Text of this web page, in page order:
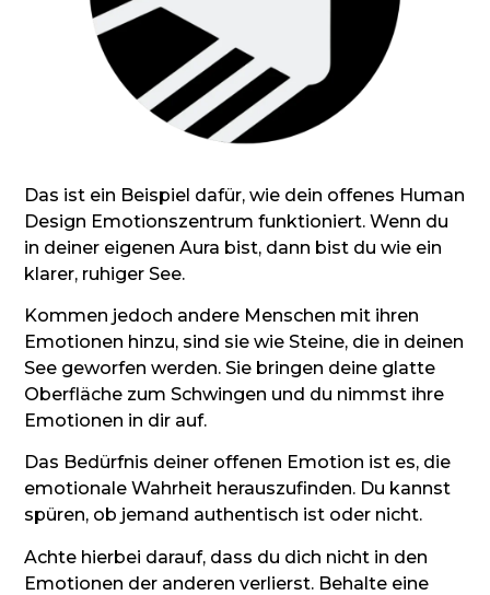
Das ist ein Beispiel dafür, wie dein offenes Human
Design Emotionszentrum funktioniert. Wenn du
in deiner eigenen Aura bist, dann bist du wie ein
klarer, ruhiger See.
Kommen jedoch andere Menschen mit ihren
Emotionen hinzu, sind sie wie Steine, die in deinen
See geworfen werden. Sie bringen deine glatte
Oberfläche zum Schwingen und du nimmst ihre
Emotionen in dir auf.
Das Bedürfnis deiner offenen Emotion ist es, die
emotionale Wahrheit herauszufinden. Du kannst
spüren, ob jemand authentisch ist oder nicht.
Achte hierbei darauf, dass du dich nicht in den
Emotionen der anderen verlierst. Behalte eine